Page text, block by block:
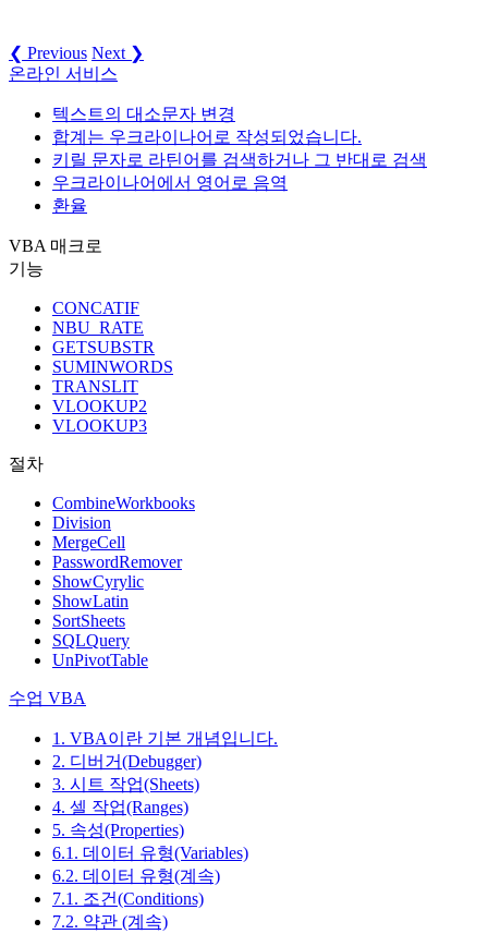
❮ Previous Next ❯
온라인 서비스
텍스트의 대소문자 변경
합계는 우크라이나어로 작성되었습니다.
키릴 문자로 라틴어를 검색하거나 그 반대로 검색
우크라이나어에서 영어로 음역
환율
VBA 매크로
기능
CONCATIF
NBU_RATE
GETSUBSTR
SUMINWORDS
TRANSLIT
VLOOKUP2
VLOOKUP3
절차
CombineWorkbooks
Division
MergeCell
PasswordRemover
ShowCyrylic
ShowLatin
SortSheets
SQLQuery
UnPivotTable
수업 VBA
1. VBA이란 기본 개념입니다.
2. 디버거(Debugger)
3. 시트 작업(Sheets)
4. 셀 작업(Ranges)
5. 속성(Properties)
6.1. 데이터 유형(Variables)
6.2. 데이터 유형(계속)
7.1. 조건(Conditions)
7.2. 약관 (계속)